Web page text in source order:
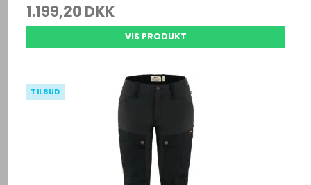
1.199,20 DKK
VIS PRODUKT
TILBUD